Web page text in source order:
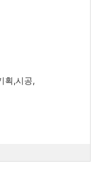
획,시공,